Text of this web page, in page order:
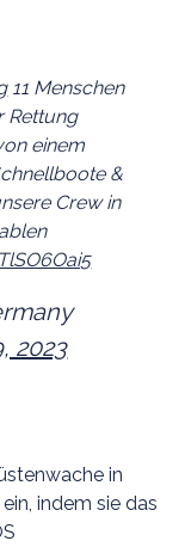
11 Menschen
Rettung
einem
&
Crew in
2023
in
indem sie das